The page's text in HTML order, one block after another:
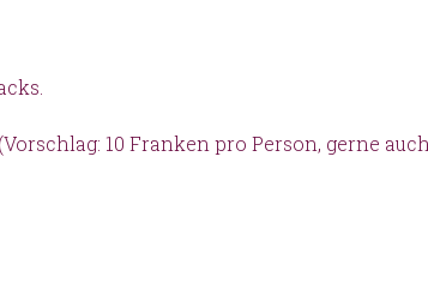
10 Franken pro Person, gerne